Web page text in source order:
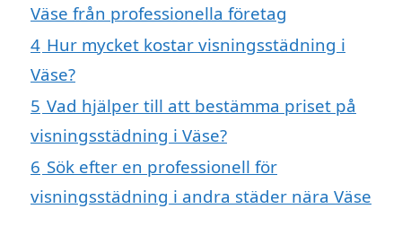
Väse från professionella företag
4 Hur mycket kostar visningsstädning i
Väse?
5 Vad hjälper till att bestämma priset på
visningsstädning i Väse?
6 Sök efter en professionell för
visningsstädning i andra städer nära Väse